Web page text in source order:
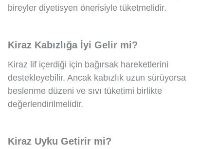
bireyler diyetisyen önerisiyle tüketmelidir.
Kiraz Kabızlığa İyi Gelir mi?
Kiraz lif içerdiği için bağırsak hareketlerini
destekleyebilir. Ancak kabızlık uzun sürüyorsa
beslenme düzeni ve sıvı tüketimi birlikte
değerlendirilmelidir.
Kiraz Uyku Getirir mi?